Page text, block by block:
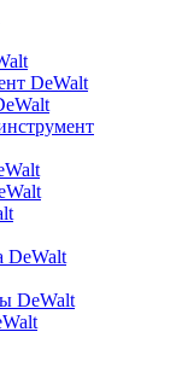
DeWalt
DeWalt
DeWalt